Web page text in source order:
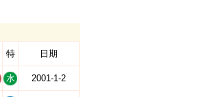
特 日期
水 2001-1-2